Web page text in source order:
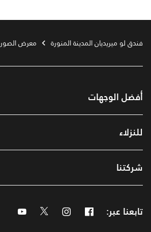
فندق لو ميريديان المدينة المنورة معرض الصور
أفضل الوجهات
للنزلاء
شركتنا
تابعنا عبر: Facebook
Instagram
Twitter